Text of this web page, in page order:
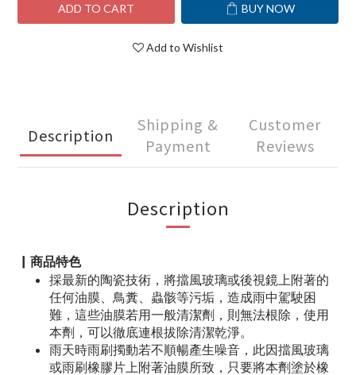
ADD TO CART BUY NOW
Add to Wishlist
Description
Shipping &
Payment
Customer
Reviews
Description
▏商品特色
採最新的陶瓷技術，將擋風玻璃或後視鏡上附著的
任何油膜、鳥糞、蟲骸等污垢，造成雨中駕駛困
難，這些油膜若用一般清潔劑，則無法根除，使用
本劑，可以徹底連根拔除清潔乾淨。
雨天時雨刷擉動若不順暢產生噪音，此因擋風玻璃
或雨刷橡膠片上附著油膜所致，只要將本劑塗於橡